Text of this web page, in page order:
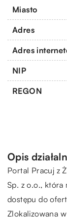
Miasto
Adres
Adres
NIP
REGON
Opis
Portal Pracuj z
Sp. z o.o., która
dostępu do
Zlokalizowana